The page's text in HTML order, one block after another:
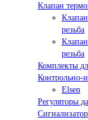
Клапан
резьба
резьба
Комплекты
Контрольно-
Elsen
Регуляторы